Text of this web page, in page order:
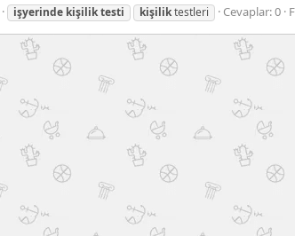
işyerinde kişiliktesti kişiliktestleri Cevaplar: 0